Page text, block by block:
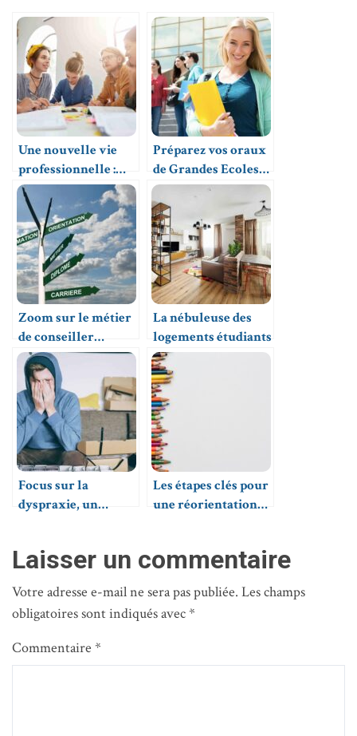
Une nouvelle vie
professionnelle :
devenir coach
scolaire
Préparez vos oraux
de Grandes Ecoles
avec Clevermate
Zoom sur le métier
de conseiller
d’orientation
psychologue
La nébuleuse des
logements étudiants
Focus sur la
dyspraxie, un
Les étapes clés pour
une réorientation
Laisser un commentaire
Votre adresse e-mail ne sera pas publiée. Les champs
obligatoires sont indiqués avec*
Commentaire *